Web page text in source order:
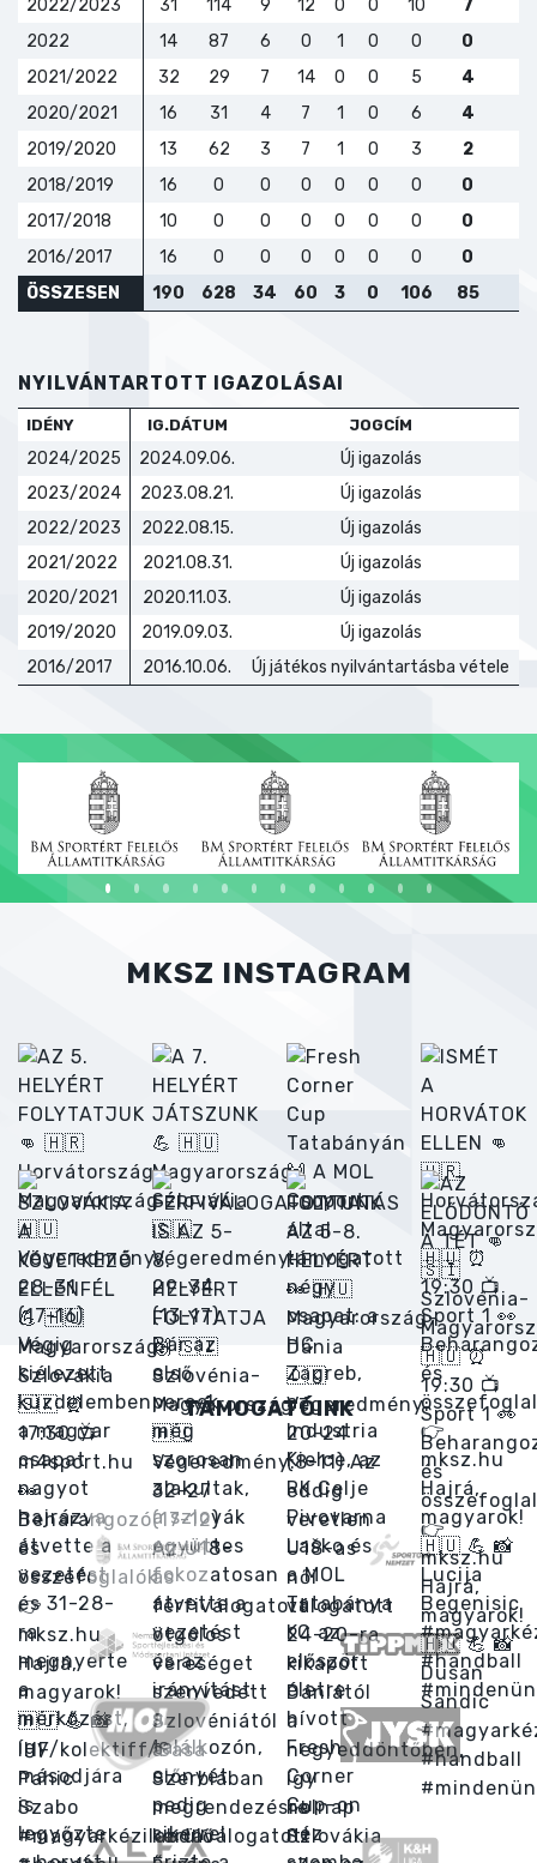
2022/2023
31 114 9 12 0 0 10
7
2022
14 87 6 0 1 0 0
0
2021/2022
32 29 7 14 0 0 5
4
2020/2021
16 31 4 7 1 0 6
4
2019/2020
13 62 3 7 1 0 3
2
2018/2019
16 0 0 0 0 0 0
0
2017/2018
10 0 0 0 0 0 0
0
2016/2017
16 0 0 0 0 0 0
0
ÖSSZESEN
190 628 34 60 3 0 106 85
NYILVÁNTARTOTT IGAZOLÁSAI
IDÉNY IG.DÁTUM JOGCÍM
2024/2025 2024.09.06.
Új igazolás
2023/2024
2023.08.21.
Új igazolás
2022/2023
2022.08.15.
Új igazolás
2021/2022
2021.08.31.
Új igazolás
2020/2021
2020.11.03.
Új igazolás
2019/2020
2019.09.03.
Új igazolás
2016/2017
2016.10.06. Új játékos nyilvántartásba vétele
MKSZ INSTAGRAM
TÁMOGATÓINK